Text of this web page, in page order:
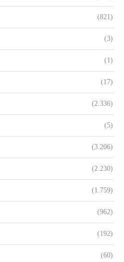
(821)
(3)
(1)
(17)
(2.336)
(5)
(3.206)
(2.230)
(1.759)
(962)
(192)
(60)